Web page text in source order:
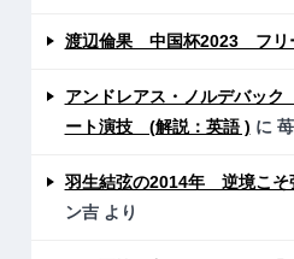
渡辺倫果 中国杯2023 フリ
アンドレアス・ノルデバッ
ート演技 (解説：英語 ) に
羽生結弦の2014年 逆境こ
ン吉より